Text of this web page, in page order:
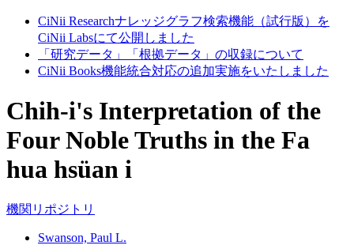
CiNii Researchナレッジグラフ検索機能（試行版）を
CiNii Labsにて公開しました
「研究データ」「根拠データ」の収録について
CiNii Books機能統合対応の追加実施をいたしました
Chih-i's Interpretation of the
Four Noble Truths in the Fa
hua hsüan i
機関リポジトリ
Swanson, Paul L.